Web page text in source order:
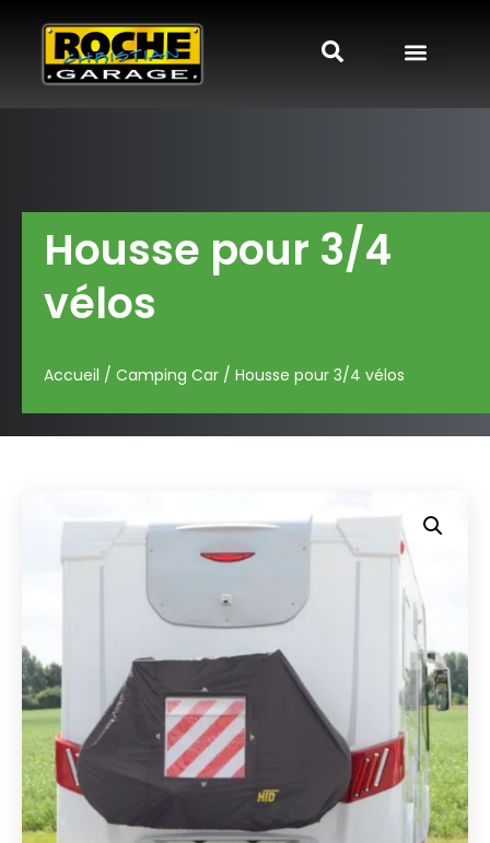
Housse pour 3/4
vélos
Accueil / Camping Car / Housse pour 3/4 vélos